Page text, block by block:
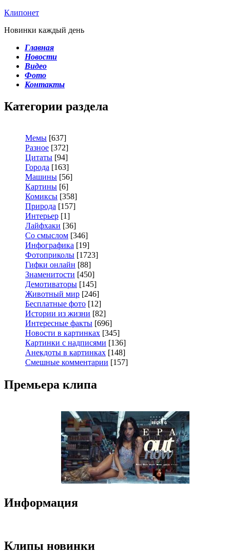
Клипонет
Новинки каждый день
Главная
Новости
Видео
Фото
Контакты
Категории раздела
Мемы [637]
Разное [372]
Цитаты [94]
Города [163]
Машины [56]
Картины [6]
Комиксы [358]
Природа [157]
Интерьер [1]
Лайфхаки [36]
Со смыслом [346]
Инфографика [19]
Фотоприколы [1723]
Гифки онлайн [88]
Знаменитости [450]
Демотиваторы [145]
Животный мир [246]
Бесплатные фото [12]
Истории из жизни [82]
Интересные факты [696]
Новости в картинках [345]
Картинки с надписями [136]
Анекдоты в картинках [148]
Смешные комментарии [157]
Премьера клипа
Информация
Клипы новинки